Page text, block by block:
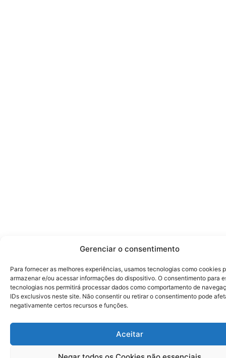
Gerenciar o consentimento
Para fornecer as melhores experiências, usamos tecnologias como cookies
armazenar e/ou acessar informações do dispositivo. O consentimento para
tecnologias nos permitirá processar dados como comportamento de
IDs exclusivos neste site. Não consentir ou retirar o consentimento pode
negativamente certos recursos e funções.
Aceitar